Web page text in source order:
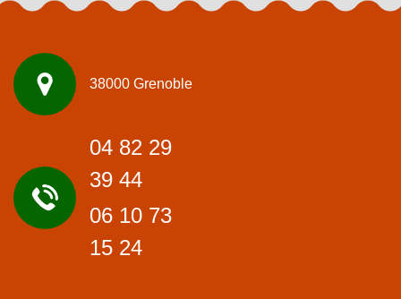
38000 Grenoble
04 82 29
39 44
06 10 73
15 24